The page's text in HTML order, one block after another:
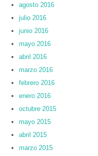
agosto 2016
julio 2016
junio 2016
mayo 2016
abril 2016
marzo 2016
febrero 2016
enero 2016
octubre 2015
mayo 2015
abril 2015
marzo 2015